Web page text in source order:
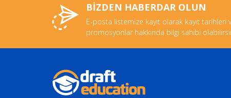
BİZDEN HABERDAR OLUN
E-posta listemize kayıt olarak kayıt tarihleri
promosyonlar hakkında bilgi sahibi